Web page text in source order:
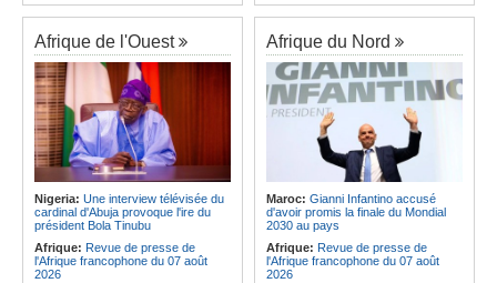
Africa CDC mise sur les
communautés
Afrique Centrale:L'explosion de la
demande de viande de brousse
extermine la faune sauvage
Congo-Kinshasa:Après l'accord
avec une branche des FDLR, les
zones d'ombre persistent
Centrafrique: Un gendarme détenu
par le groupe armé AAKG retrouve
la liberté
Rome et Kigali discutent
d'une possible externalisation au
pays des procédures d'asile à
destination de l'Italie
Afrique:La CEA renforce les
capacités des parlementaires de
l'Afrique de l'Est
Congo-Kinshasa:
Après l'accord
avec une branche des FDLR, les
zones d'ombre persistent
Sud-Soudan:
Le pays à la croisée
des chemins, alerte l'ONU
Rwanda:Rome et Kigali discutent
d'une possible externalisation au
pays des procédures d'asile à
destination de l'Italie
Somalie:Le camp de Galkayo
frappé par une violente attaque des
Forces du Puntland
Afrique de l'Ouest
Nigeria: Une interview télévisée du
cardinal d'Abuja provoque l'ire du
président Bola Tinubu
Afrique: Revue de presse de
l'Afrique francophone du 07 août
2026
Afrique du Nord
Maroc: Gianni Infantino accusé
d'avoir promis la finale du Mondial
2030 au pays
Afrique: Revue de presse de
l'Afrique francophone du 07 août
2026